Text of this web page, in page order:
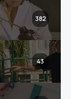
382
43